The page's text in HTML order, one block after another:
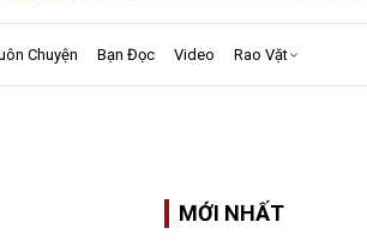
Chuyện Bạn Đọc Video Rao Vặt
MỚI NHẤT